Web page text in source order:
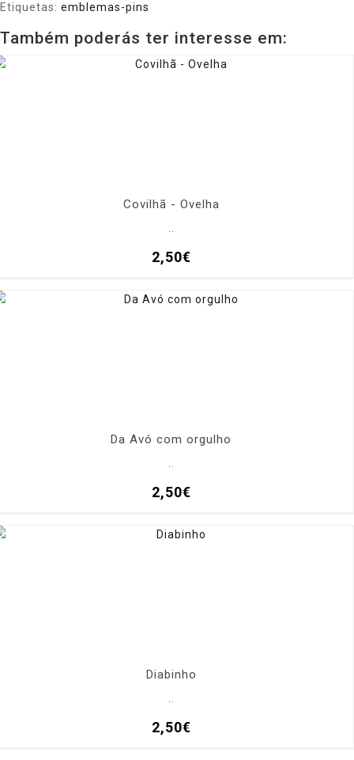
Etiquetas: emblemas-pins
Também poderás ter interesse em:
Covilhã - Ovelha
2,50€
Da Avó com orgulho
2,50€
Diabinho
2,50€